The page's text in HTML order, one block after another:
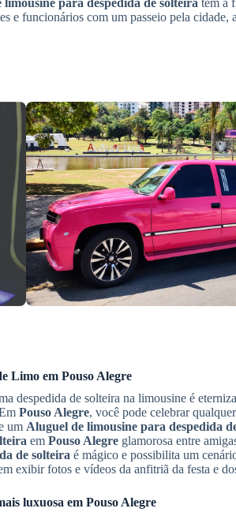
limousine para despedida de solteira tem a
e funcionários com um passeio pela cidade,
Limo em Pouso Alegre
despedida de solteira na limousine é
Pouso Alegre, você pode celebrar
um Aluguel de limousine para despedida
em Pouso Alegre glamorosa entre
de solteira é mágico e possibilita um
exibir fotos e vídeos da anfitriã da festa e
luxuosa em Pouso Alegre